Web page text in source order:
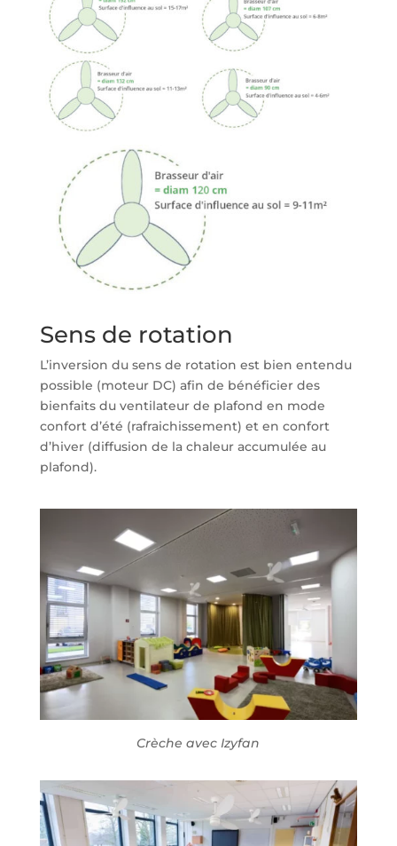
Sens de rotation
L’inversion du sens de rotation est bien entendu
possible (moteur DC) afin de bénéficier des
bienfaits du ventilateur de plafond en mode
confort d’été (rafraichissement) et en confort
d’hiver (diffusion de la chaleur accumulée au
plafond).
Crèche avec Izyfan